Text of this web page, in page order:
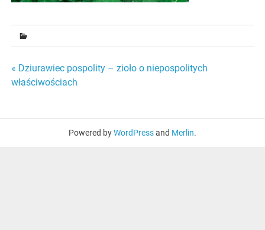
Nawigacja
« Dziurawiec pospolity – zioło o niepospolitych
właściwościach
Powered byWordPressand Merlin.